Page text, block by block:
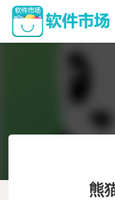
熊